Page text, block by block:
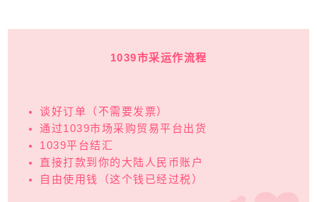
1039市采运作流程
谈好订单（不需要发票）
通过1039市场采购贸易平台出货
1039平台结汇
直接打款到你的大陆人民币账户
自由使用钱（这个钱已经过税）